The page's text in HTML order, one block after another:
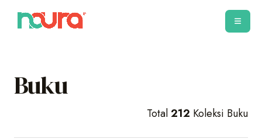
Buku
Total212 Koleksi Buku